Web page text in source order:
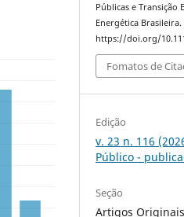
Públicas e Transição
Energética Brasileira.
https://doi.org/
Fomatos de
Edição
v. 23 n. 116
Público -
Seção
Artigos Originais